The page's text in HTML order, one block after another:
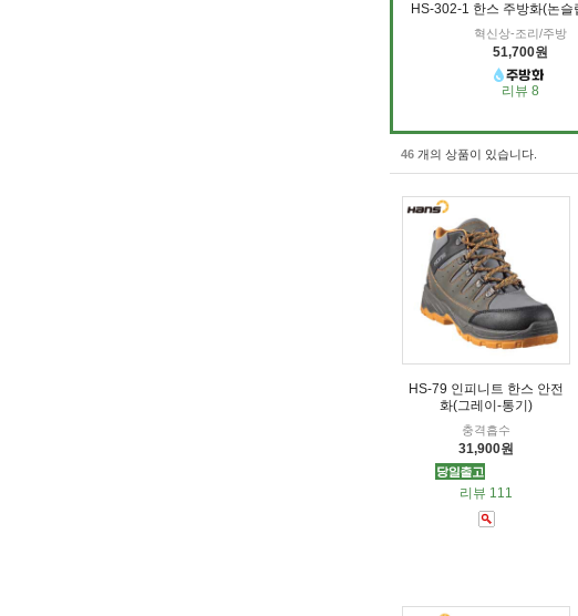
HS-302-1 한스 주방화(논슬
혁신상-조리/주방
51,700원
리뷰 8
46 개의 상품이 있습니다.
HS-79 인피니트 한스 안전
화(그레이-통기)
충격흡수
31,900원
리뷰 111